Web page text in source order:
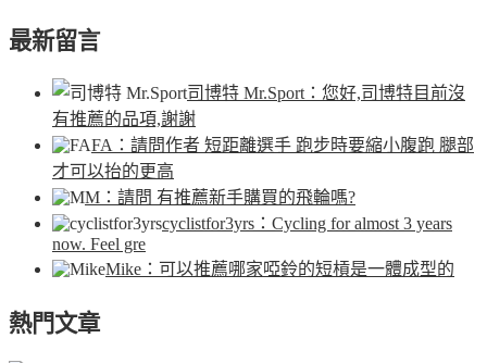
最新留言
司博特 Mr.Sport ：您好,司博特目前沒
有推薦的品項,謝謝
FA ：請問作者 短距離選手 跑步時要縮小腹跑 腿部
才可以抬的更高
M ：請問 有推薦新手購買的飛輪嗎?
cyclistfor3yrs ：Cycling for almost 3 years
now. Feel gre
Mike ：可以推薦哪家啞鈴的短槓是一體成型的
熱門文章